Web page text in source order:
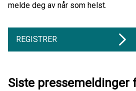
melde deg av når som helst.
REGISTRER
Siste pressemeldinger